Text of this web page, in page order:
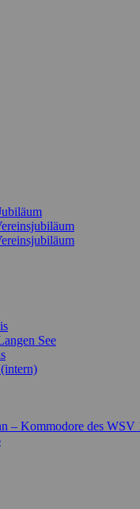
1921 e.V.
See
– Kommodore des WSV